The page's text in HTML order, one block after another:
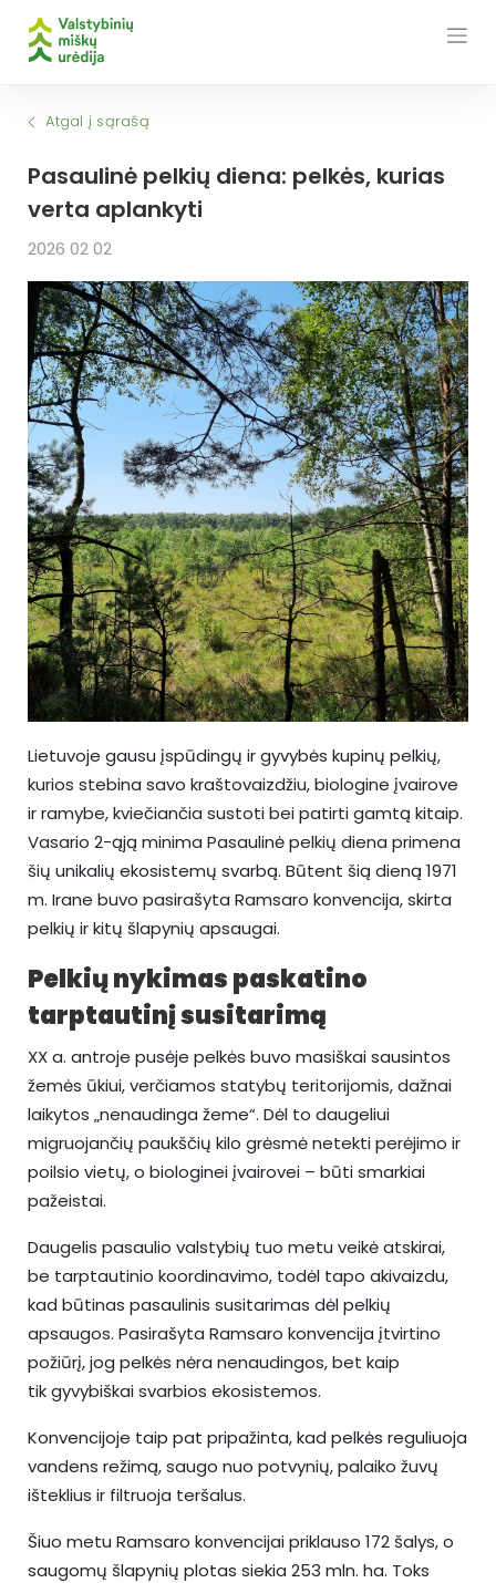
2026 02 02
Pasaulinė pelkių diena: pelkės, kurias
verta aplankyti
Atgal į sąrašą
Lietuvoje gausu įspūdingų ir gyvybės kupinų pelkių,
kurios stebina savo kraštovaizdžiu, biologine įvairove
ir ramybe, kviečiančia sustoti bei patirti gamtą kitaip.
Vasario 2-ąją minima Pasaulinė pelkių diena primena
šių unikalių ekosistemų svarbą. Būtent šią dieną 1971
m. Irane buvo pasirašyta Ramsaro konvencija, skirta
pelkių ir kitų šlapynių apsaugai.
Pelkių nykimas paskatino
tarptautinį susitarimą
XX a. antroje pusėje pelkės buvo masiškai sausintos
žemės ūkiui, verčiamos statybų teritorijomis, dažnai
laikytos „nenaudinga žeme“. Dėl to daugeliui
migruojančių paukščių kilo grėsmė netekti perėjimo ir
poilsio vietų, o biologinei įvairovei – būti smarkiai
pažeistai.
Daugelis pasaulio valstybių tuo metu veikė atskirai,
be tarptautinio koordinavimo, todėl tapo akivaizdu,
kad būtinas pasaulinis susitarimas dėl pelkių
apsaugos. Pasirašyta Ramsaro konvencija įtvirtino
požiūrį, jog pelkės nėra nenaudingos, bet kaip
tik gyvybiškai svarbios ekosistemos.
Konvencijoje taip pat pripažinta, kad pelkės reguliuoja
vandens režimą, saugo nuo potvynių, palaiko žuvų
išteklius ir filtruoja teršalus.
Šiuo metu Ramsaro konvencijai priklauso 172 šalys, o
saugomų šlapynių plotas siekia 253 mln. ha. Toks